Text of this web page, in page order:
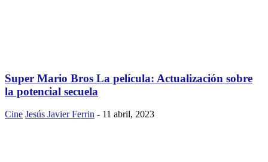
Super Mario Bros La película: Actualización sobre
la potencial secuela
Cine Jesús Javier Ferrin - 11 abril, 2023